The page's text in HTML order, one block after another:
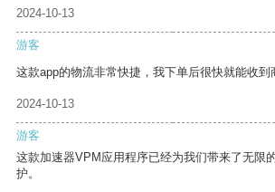
2024-10-13
游客
这款app的物流非常快捷，我下单后很快就能收到
2024-10-13
游客
这款加速器VPM应用程序已经为我们带来了无限
护。